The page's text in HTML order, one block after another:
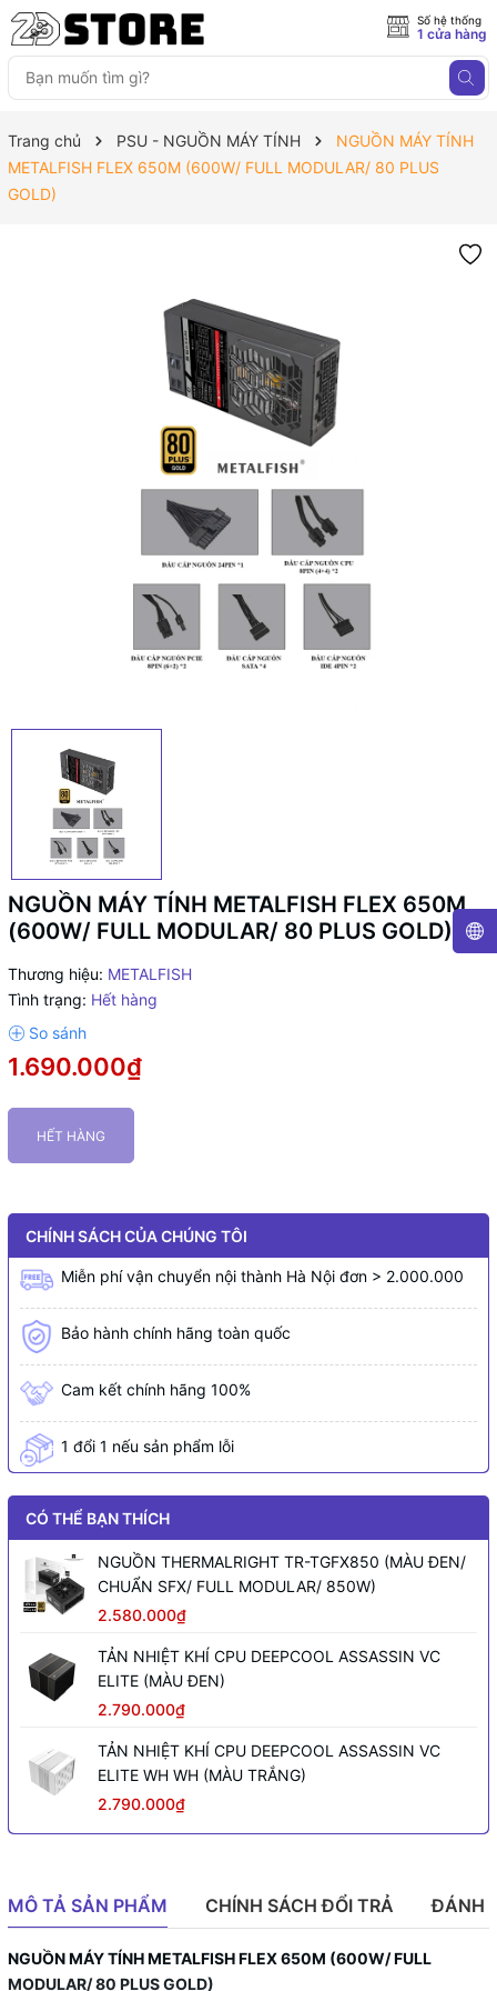
Số hệ thống
1 cửa hàng
Trang chủ PSU - NGUỒN MÁY TÍNH
NGUỒN MÁY TÍNH
METALFISH FLEX 650M (600W/ FULL MODULAR/ 80 PLUS
GOLD)
NGUỒN MÁY TÍNH METALFISH FLEX 650M
(600W/ FULL MODULAR/ 80 PLUS GOLD)
Thương hiệu: METALFISH
Tình trạng: Hết hàng
1.690.000₫
HẾT HÀNG
CHÍNH SÁCH CỦA CHÚNG TÔI
Miễn phí vận chuyển nội thành Hà Nội đơn > 2.000.000
Bảo hành chính hãng toàn quốc
Cam kết chính hãng 100%
1 đổi 1 nếu sản phẩm lỗi
CÓ THỂ BẠN THÍCH
NGUỒN THERMALRIGHT TR-TGFX850 (MÀU ĐEN/
CHUẨN SFX/ FULL MODULAR/ 850W)
2.580.000₫
TẢN NHIỆT KHÍ CPU DEEPCOOL ASSASSIN VC
ELITE (MÀU ĐEN)
2.790.000₫
TẢN NHIỆT KHÍ CPU DEEPCOOL ASSASSIN VC
ELITE WH WH (MÀU TRẮNG)
2.790.000₫
MÔ TẢ SẢN PHẨM CHÍNH SÁCH ĐỔI TRẢ ĐÁNH
NGUỒN MÁY TÍNH METALFISH FLEX 650M (600W/ FULL
MODULAR/ 80 PLUS GOLD)